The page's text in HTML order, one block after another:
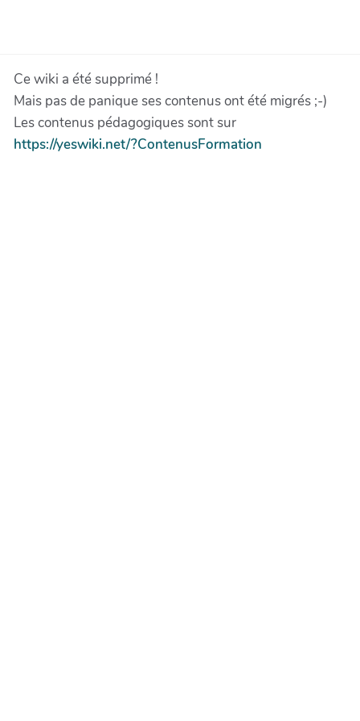
Ce wiki a été supprimé !
Mais pas de panique ses contenus ont été migrés ;-)
Les contenus pédagogiques sont sur
https://yeswiki.net/?ContenusFormation